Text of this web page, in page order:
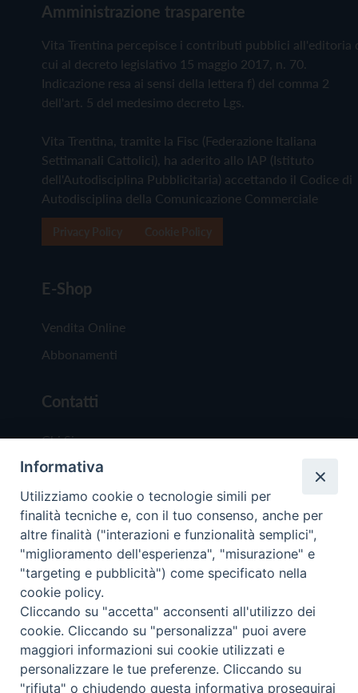
Amministrazione trasparente
Vita Trentina percepisce i contributi pubblici all'editoria
cui al decreto legislativo 15 maggio 2017, n. 70.
Indicazione resa ai sensi della lettera f) del comma 2
dell'art. 5 del medesimo decreto Lgs.
Vita Trentina, tramite la Fisc (Federazione Italiana
Settimanali Cattolici), ha aderito allo IAP (Istituto
dell'Autodisciplina Pubblicitaria) accettando il Codice di
Autodisciplina della Comunicazione Commerciale
E-Shop
Vendita Online
Abbonamenti
Contatti
Chi Siamo
Redazione
Scrivici
Copyright © 2019 - Tutti i diritti riservati - Vita
Trentina Editrice
Privacy Policy
Torna
Informativa
Utilizziamo cookie o tecnologie simili per
finalità tecniche e, con il tuo consenso, anche per
altre finalità ("interazioni e funzionalità semplici",
"miglioramento dell'esperienza", "misurazione" e
"targeting e pubblicità") come specificato nella
cookie policy.
Cliccando su "accetta" acconsenti all'utilizzo dei
cookie. Cliccando su "personalizza" puoi avere
maggiori informazioni sui cookie utilizzati e
personalizzare le tue preferenze. Cliccando su
"rifiuta" o chiudendo questa informativa proseguirai